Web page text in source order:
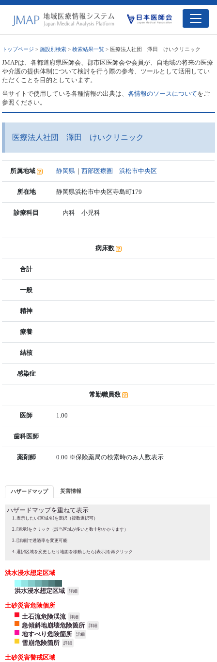
トップページ >施設別検索 >検索結果一覧 > 医療法人社団 澤田 けいクリニック
JMAPは、各都道府県医師会、郡市区医師会や会員が、自地域の将来の医療
や介護の提供体制について検討を行う際の参考、ツールとして活用してい
ただくことを目的としています。
当サイトで使用している各種情報の出典は、各情報のソースについてをご
参照ください。
医療法人社団 澤田 けいクリニック
所属地域 静岡県 ｜西部医療圏 ｜浜松市中央区
所在地 静岡県浜松市中央区寺島町179
診療科目 内科 小児科
病床数
合計
一般
精神
療養
結核
感染症
常勤職員数
医師 1.00
歯科医師
薬剤師 0.00 ※保険薬局の検索時のみ人数表示
ハザードマップ 災害情報
ハザードマップを重ねて表示
表示したい[区域名]を選択（複数選択可）
[表示]をクリック（該当区域が多いと数十秒かかります）
[詳細]で透過率を変更可能
選択区域を変更したり地図を移動したら[表示]を再クリック
洪水浸水想定区域
洪水浸水想定区域 詳細
土砂災害危険個所
土石流危険渓流
詳細
急傾斜地崩壊危険箇所 詳細
地すべり危険箇所 詳細
雪崩危険箇所 詳細
土砂災害警戒区域